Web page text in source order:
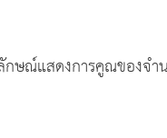
ษณ์แสดงการคูณของจ